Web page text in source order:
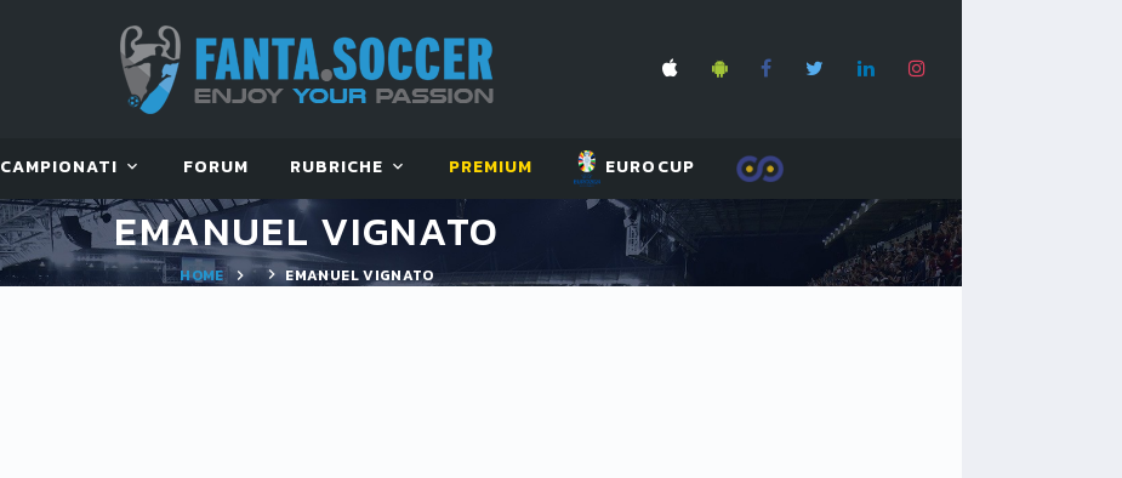
CAMPIONATI FORUM RUBRICHE PREMIUM EUROCUP
EMANUEL VIGNATO
HOME EMANUEL VIGNATO